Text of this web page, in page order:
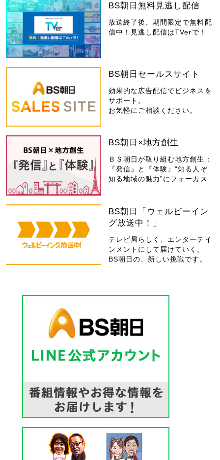
BS朝日無料見逃し配信
放送終了後、期間限定で無料配
信中！見逃し配信はTVerで！
BS朝日セールスサイト
効果的な広告配信でビジネスを
サポート。
お気軽にご相談ください。
BS朝日×地方創生
ＢＳ朝日が取り組む地方創生：
『発信』と『体験』“知る人ぞ
知る地域の魅力”にフォーカス
BS朝日「ウェルビーイン
グ放送中！」
テレビ局らしく、エンターテイ
ンメントにして届けていく。
BS朝日の、新しい挑戦です。